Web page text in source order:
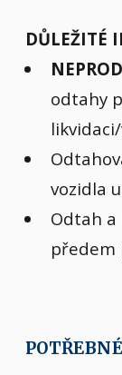
DŮLEŽITÉ
odtahy
vozidla
Odtah a
předem